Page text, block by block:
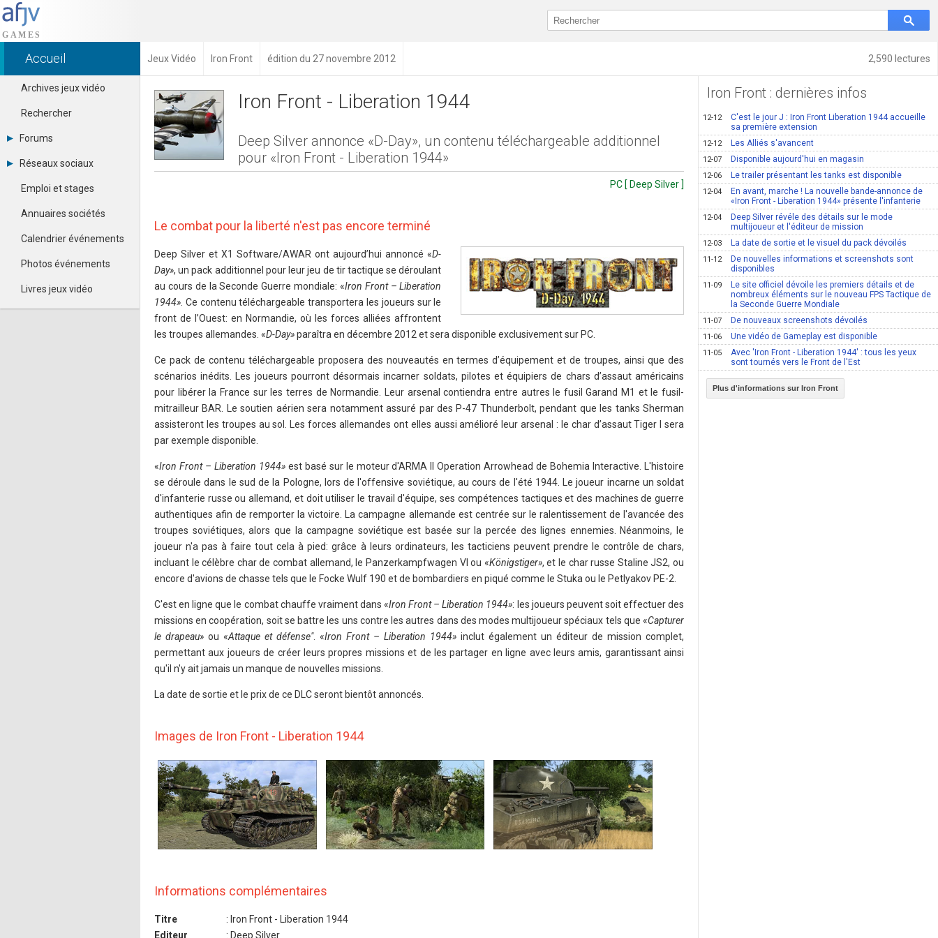
2,590 lectures
Accueil Jeux Vidéo Iron Front édition du 27 novembre 2012
Archives jeux vidéo
Rechercher
Forums
Tous les forums
Se connecter
Contacter un modérateur
Réseaux sociaux
Dailymotion
Facebook
Google+
Pinterest
Youtube
Emploi et stages
Annuaires sociétés
Calendrier événements
Photos événements
Livres jeux vidéo
Iron Front - Liberation 1944
Deep Silver annonce «D-Day», un contenu téléchargeable additionnel
pour «Iron Front - Liberation 1944»
PC [ Deep Silver ]
Le combat pour la liberté n'est pas encore terminé
Deep Silver et X1 Software/AWAR ont aujourd’hui annoncé «D-
Day», un pack additionnel pour leur jeu de tir tactique se déroulant
au cours de la Seconde Guerre mondiale: «Iron Front – Liberation
1944» . Ce contenu téléchargeable transportera les joueurs sur le
front de l’Ouest: en Normandie, où les forces alliées affrontent
les troupes allemandes. «D-Day»paraîtra en décembre 2012 et sera disponible exclusivement sur PC.
Ce pack de contenu téléchargeable proposera des nouveautés en termes d’équipement et de troupes, ainsi que des
scénarios inédits. Les joueurs pourront désormais incarner soldats, pilotes et équipiers de chars d’assaut américains
pour libérer la France sur les terres de Normandie. Leur arsenal contiendra entre autres le fusil Garand M1 et le fusil-
mitrailleur BAR. Le soutien aérien sera notamment assuré par des P-47 Thunderbolt, pendant que les tanks Sherman
assisteront les troupes au sol. Les forces allemandes ont elles aussi amélioré leur arsenal : le char d’assaut Tiger I sera
par exemple disponible.
«Iron Front – Liberation 1944»est basé sur le moteur d'ARMA II Operation Arrowhead de Bohemia Interactive. L'histoire
se déroule dans le sud de la Pologne, lors de l'offensive soviétique, au cours de l'été 1944. Le joueur incarne un soldat
d'infanterie russe ou allemand, et doit utiliser le travail d'équipe, ses compétences tactiques et des machines de guerre
authentiques afin de remporter la victoire. La campagne allemande est centrée sur le ralentissement de l'avancée des
troupes soviétiques, alors que la campagne soviétique est basée sur la percée des lignes ennemies. Néanmoins, le
joueur n'a pas à faire tout cela à pied: grâce à leurs ordinateurs, les tacticiens peuvent prendre le contrôle de chars,
incluant le célèbre char de combat allemand, le Panzerkampfwagen VI ou «Königstiger», et le char russe Staline JS2, ou
encore d'avions de chasse tels que le Focke Wulf 190 et de bombardiers en piqué comme le Stuka ou le Petlyakov PE-2.
C'est en ligne que le combat chauffe vraiment dans «Iron Front – Liberation 1944»: les joueurs peuvent soit effectuer des
missions en coopération, soit se battre les uns contre les autres dans des modes multijoueur spéciaux tels que «Capturer
le drapeau» ou «Attaque et défense". «Iron Front – Liberation 1944» inclut également un éditeur de mission complet,
permettant aux joueurs de créer leurs propres missions et de les partager en ligne avec leurs amis, garantissant ainsi
qu'il n'y ait jamais un manque de nouvelles missions.
La date de sortie et le prix de ce DLC seront bientôt annoncés.
Images de Iron Front - Liberation 1944
Informations complémentaires
Titre
: Iron Front - Liberation 1944
Editeur
: Deep Silver
Iron Front : dernières infos
12-12
C'est le jour J : Iron Front Liberation 1944 accueille
sa première extension
12-12 Les Alliés s'avancent
12-07 Disponible aujourd'hui en magasin
12-06 Le trailer présentant les tanks est disponible
12-04
En avant, marche ! La nouvelle bande-annonce de
«Iron Front - Liberation 1944» présente l'infanterie
12-04
Deep Silver révéle des détails sur le mode
multijoueur et l'éditeur de mission
12-03 La date de sortie et le visuel du pack dévoilés
11-12
De nouvelles informations et screenshots sont
disponibles
11-09
Le site officiel dévoile les premiers détails et de
nombreux éléments sur le nouveau FPS Tactique de
la Seconde Guerre Mondiale
11-07 De nouveaux screenshots dévoilés
11-06 Une vidéo de Gameplay est disponible
11-05
Avec 'Iron Front - Liberation 1944' : tous les yeux
sont tournés vers le Front de l'Est
Plus d'informations sur Iron Front